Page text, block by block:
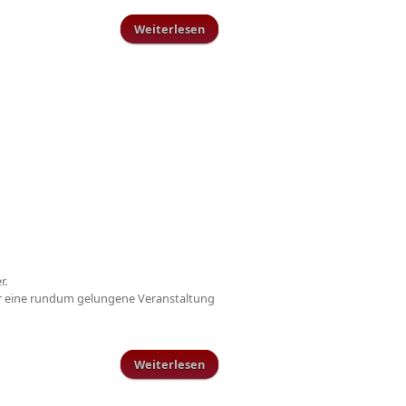
Weiterlesen
über Neues jüngstes Mitglied im
rundum gelungene Veranstaltung
Weiterlesen über Jugendhallenturnier 2016